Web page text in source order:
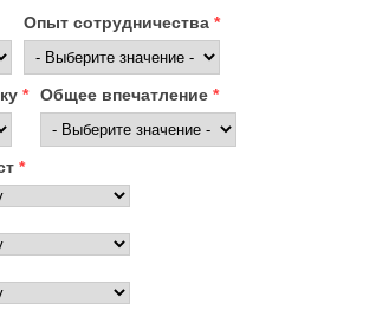
Опыт сотрудничества *
* Общее впечатление *
*